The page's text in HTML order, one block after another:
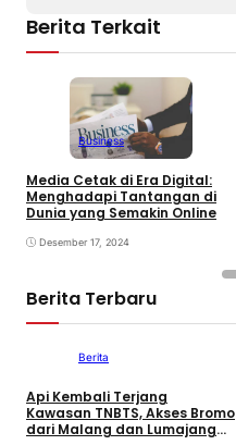
Berita Terkait
Business
Media Cetak di Era Digital:
Menghadapi Tantangan di
Dunia yang Semakin Online
Desember 17, 2024
Berita Terbaru
Berita
Api Kembali Terjang
Kawasan TNBTS, Akses Bromo
dari Malang dan Lumajang